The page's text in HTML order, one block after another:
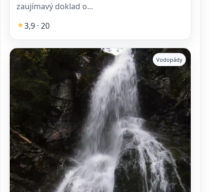
zaujímavý doklad o...
3,9 · 20
Vodopády